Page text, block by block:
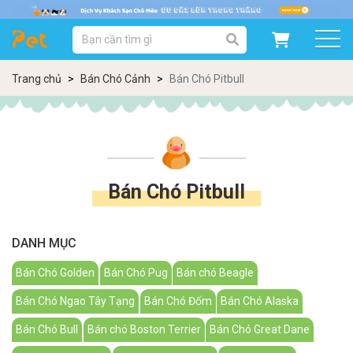
DANH MỤC SẢN PHẨM
SẢN PHẨM DÀNH CHO MÈO SẢN PHẨM DÀNH CHO CHÓ
SẨN PHẨM THEO THƯƠNG HIỆU
Trang chủ Bán Chó Cảnh Bán Chó Pitbull
Bán Chó Pitbull
DANH MỤC
Bán Chó Golden Bán Chó Pug Bán chó Beagle
Bán Chó Ngao Tây Tạng Bán Chó Đốm Bán Chó Alaska
Bán Chó Bull Bán chó Boston Terrier Bán Chó Great Dane